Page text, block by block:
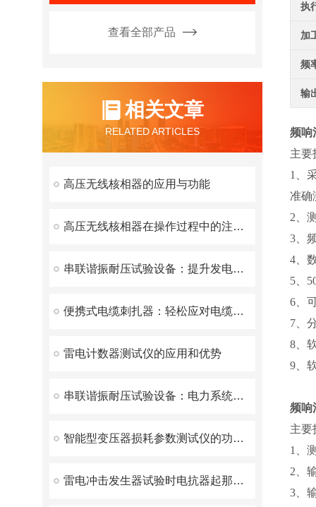
查看全部产品
相关文章
RELATED ARTICLES
高压无线核相器的应用与功能
高压无线核相器在操作过程中的注意事项
串联谐振耐压试验设备：提升发电机试验的效率与安全性
便携式电缆刺扎器：轻松应对电缆检测新挑战
雷电计数器测试仪的应用和优势
串联谐振耐压试验设备：电力系统安全的守护者
智能型变压器损耗参数测试仪的功能特点及其应用
雷电冲击发生器试验时电抗器起那些作用？
执
加
频
输
频响
主要
1、
准确
2、
3、
4、
5、
6、
7、
8、
9、
频响
主要
1、
2、
3、